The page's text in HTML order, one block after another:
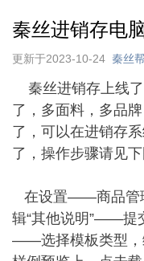
秦丝进销存电
更新于2023-10-24 秦丝
秦丝进销存上线
了，多面料，多品
了，可以在进销存
了，操作步骤请见下
在设置——商品管
辑“其他说明”——提
——选择模板类型，